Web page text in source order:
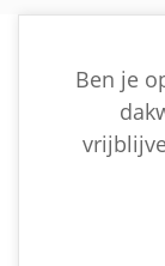
Ben je